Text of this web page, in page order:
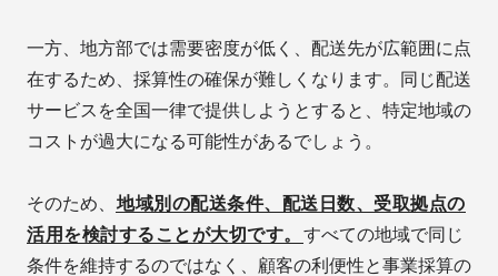
一方、地方部では需要密度が低く、配送先が広範囲に点
在するため、採算性の確保が難しくなります。同じ配送
サービスを全国一律で提供しようとすると、特定地域の
コストが過大になる可能性があるでしょう。
そのため、 地域別の配送条件、配送日数、受取拠点の
活用を検討することが大切です。 すべての地域で同じ
条件を維持するのではなく、顧客の利便性と事業採算の